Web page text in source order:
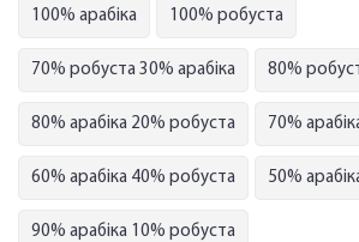
100% арабіка 100% робуста
70% робуста 30% арабіка 80%
80% арабіка 20% робуста 70%
60% арабіка 40% робуста 50%
90% арабіка 10% робуста